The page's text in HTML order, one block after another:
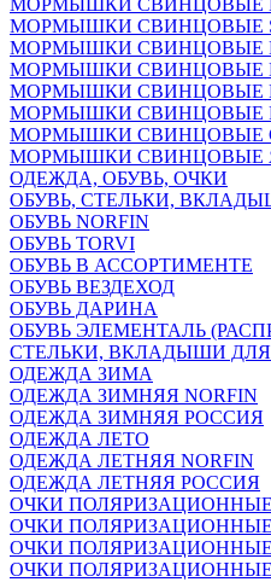
МОРМЫШКИ СВИНЦОВЫЕ
МОРМЫШКИ СВИНЦОВЫЕ
МОРМЫШКИ СВИНЦОВЫЕ
МОРМЫШКИ
МОРМЫШКИ СВИНЦОВЫЕ
МОРМЫШКИ СВИНЦОВЫЕ
МОРМЫШКИ СВИНЦОВЫЕ
МОРМЫШКИ СВИНЦОВЫЕ
ОДЕЖДА, ОБУВЬ, ОЧКИ
ОБУВЬ, СТЕЛЬКИ,
ОБУВЬ NORFIN
ОБУВЬ TORVI
ОБУВЬ В АССОРТИМЕНТЕ
ОБУВЬ ВЕЗДЕХОД
ОБУВЬ ДАРИНА
ОБУВЬ ЭЛЕМЕНТАЛЬ
СТЕЛЬКИ, ВКЛАДЫШИ ДЛЯ
ОДЕЖДА ЗИМА
ОДЕЖДА ЗИМНЯЯ NORFIN
ОДЕЖДА ЗИМНЯЯ РОССИЯ
ОДЕЖДА ЛЕТО
ОДЕЖДА ЛЕТНЯЯ NORFIN
ОДЕЖДА ЛЕТНЯЯ РОССИЯ
ОЧКИ ПОЛЯРИЗАЦИОННЫЕ
ОЧКИ ПОЛЯРИЗАЦИОННЫЕ
ОЧКИ ПОЛЯРИЗАЦИОННЫЕ
ОЧКИ